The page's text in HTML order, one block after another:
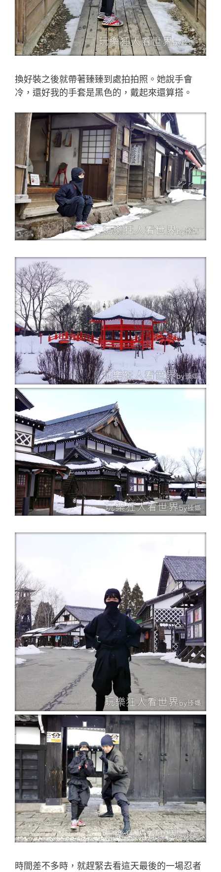
換好裝之後就帶著臻臻到處拍拍照。她說手會
冷，還好我的手套是黑色的，戴起來還算搭。
時間差不多時，就趕緊去看這天最後的一場忍者